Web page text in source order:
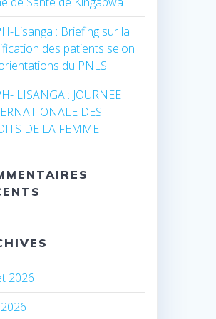
Lisanga : Briefing sur la
des patients selon
du PNLS
LISANGA : JOURNEE
DES
DE LA FEMME
2026